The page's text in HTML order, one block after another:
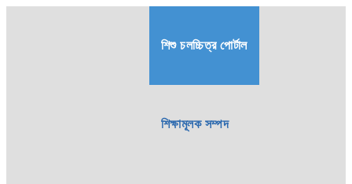
শিশু চলচ্চিত্র পোর্টাল
শিক্ষামূলক সম্পদ